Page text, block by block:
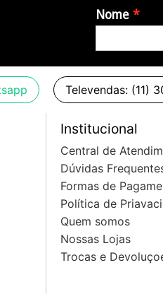
Nome
Televendas: (11)
Institucional
Central de
Dúvidas
Formas de
Política de
Quem somos
Nossas Lojas
Trocas e